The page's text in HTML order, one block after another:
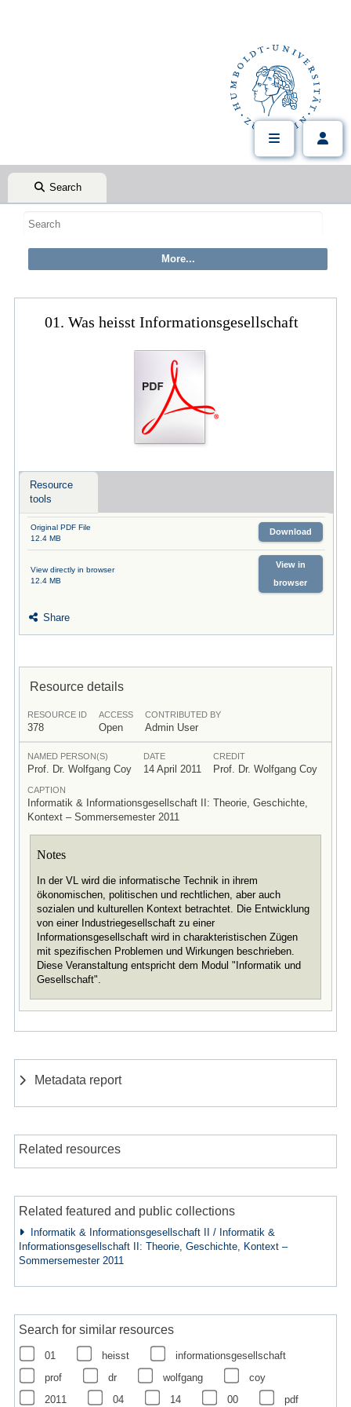
Search
01. Was heisst Informationsgesellschaft
Resource
tools
Original PDF File
12.4 MB
Download
View directly in browser
12.4 MB
View in
browser
Share
Resource details
RESOURCE ID
378
ACCESS
Open
CONTRIBUTED BY
Admin User
NAMED PERSON(S)
Prof. Dr. Wolfgang Coy
DATE
14 April 2011
CREDIT
Prof. Dr. Wolfgang Coy
CAPTION
Informatik & Informationsgesellschaft II: Theorie, Geschichte,
Kontext – Sommersemester 2011
Notes
In der VL wird die informatische Technik in ihrem
ökonomischen, politischen und rechtlichen, aber auch
sozialen und kulturellen Kontext betrachtet. Die Entwicklung
von einer Industriegesellschaft zu einer
Informationsgesellschaft wird in charakteristischen Zügen
mit spezifischen Problemen und Wirkungen beschrieben.
Diese Veranstaltung entspricht dem Modul "Informatik und
Gesellschaft".
Metadata report
Related resources
Related featured and public collections
Informatik & Informationsgesellschaft II / Informatik &
Informationsgesellschaft II: Theorie, Geschichte, Kontext –
Sommersemester 2011
Search for similar resources
01 heisst
informationsgesellschaft
prof
dr wolfgang
coy
2011
04 14 00 pdf